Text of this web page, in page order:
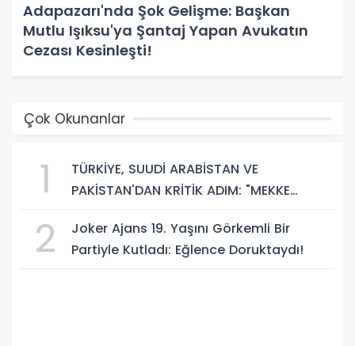
Adapazarı'nda Şok Gelişme: Başkan
Mutlu Işıksu'ya Şantaj Yapan Avukatın
Cezası Kesinleşti!
Çok Okunanlar
1
TÜRKİYE, SUUDİ ARABİSTAN VE
PAKİSTAN'DAN KRİTİK ADIM: "MEKKE
2
Joker Ajans 19. Yaşını Görkemli Bir
Partiyle Kutladı: Eğlence Doruktaydı!